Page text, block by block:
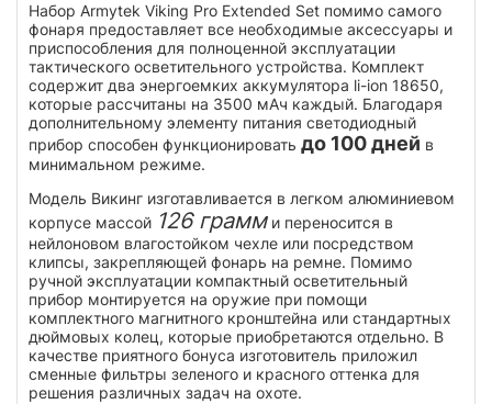
Набор Armytek Viking Pro Extended Set помимо самого
фонаря предоставляет все необходимые аксессуары и
приспособления для полноценной эксплуатации
тактического осветительного устройства. Комплект
содержит два энергоемких аккумулятора li-ion 18650,
которые рассчитаны на 3500 мАч каждый. Благодаря
дополнительному элементу питания светодиодный
прибор способен функционировать до 100 дней в
минимальном режиме.
Модель Викинг изготавливается в легком алюминиевом
корпусе массой 126 грамми переносится в
нейлоновом влагостойком чехле или посредством
клипсы, закрепляющей фонарь на ремне. Помимо
ручной эксплуатации компактный осветительный
прибор монтируется на оружие при помощи
комплектного магнитного кронштейна или стандартных
дюймовых колец, которые приобретаются отдельно. В
качестве приятного бонуса изготовитель приложил
сменные фильтры зеленого и красного оттенка для
решения различных задач на охоте.